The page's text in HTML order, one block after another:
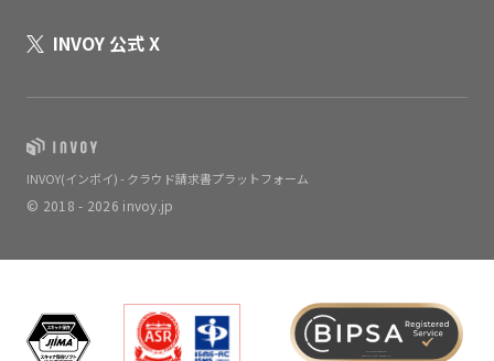
いますぐ無料登録
INVOY 公式 X
INVOY(インボイ) - クラウド請求書プラットフォーム
© 2018 - 2026 invoy.jp
SERVICE NAME / INVOY請求書カード払い